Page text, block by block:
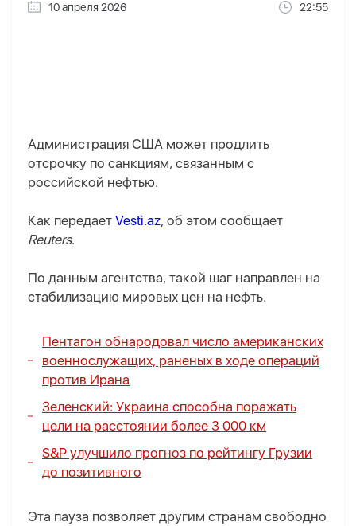
10 апреля 2026 22:55
Администрация США может продлить
отсрочку по санкциям, связанным с
российской нефтью.
Как передает Vesti.az, об этом сообщает
Reuters.
По данным агентства, такой шаг направлен на
стабилизацию мировых цен на нефть.
Пентагон обнародовал число американских
военнослужащих, раненых в ходе операций
против Ирана
Зеленский: Украина способна поражать
цели на расстоянии более 3 000 км
S&P улучшило прогноз по рейтингу Грузии
до позитивного
Эта пауза позволяет другим странам свободно